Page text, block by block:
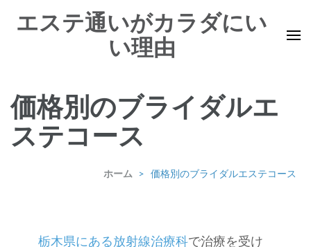
へ
キ
エステ通いがカラダにい
い理由
価格別のブライダルエ
ステコース
ホーム > 価格別のブライダルエステコース
栃木県にある放射線治療科で治療を受け